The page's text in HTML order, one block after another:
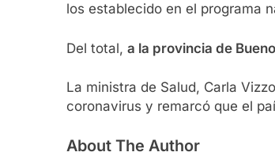
los establecido en el programa
Del total, a la provincia de
La ministra de Salud, Carla
coronavirus y remarcó que el
About The Author